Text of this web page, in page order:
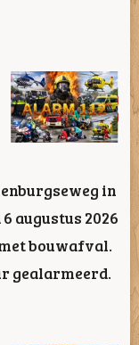
in
augustus 2026
bouwafval.
gealarmeerd.